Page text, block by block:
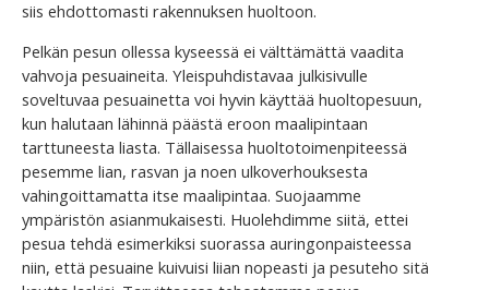
siis ehdottomasti rakennuksen huoltoon.
Pelkän pesun ollessa kyseessä ei välttämättä vaadita
vahvoja pesuaineita. Yleispuhdistavaa julkisivulle
soveltuvaa pesuainetta voi hyvin käyttää huoltopesuun,
kun halutaan lähinnä päästä eroon maalipintaan
tarttuneesta liasta. Tällaisessa huoltotoimenpiteessä
pesemme lian, rasvan ja noen ulkoverhouksesta
vahingoittamatta itse maalipintaa. Suojaamme
ympäristön asianmukaisesti. Huolehdimme siitä, ettei
pesua tehdä esimerkiksi suorassa auringonpaisteessa
niin, että pesuaine kuivuisi liian nopeasti ja pesuteho sitä